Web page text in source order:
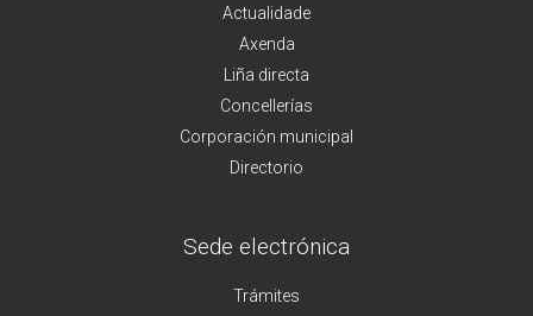
Actualidade
Axenda
Liña directa
Concellerías
Corporación municipal
Directorio
Sede electrónica
Trámites